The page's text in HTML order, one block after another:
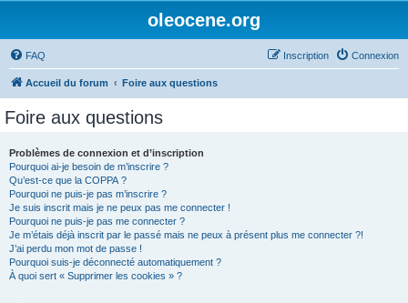
oleocene.org
FAQ Connexion
Inscription
Accueil du forum Foire aux questions
Foire aux questions
Problèmes de connexion et d’inscription
Pourquoi ai-je besoin de m’inscrire ?
Qu’est-ce que la COPPA ?
Pourquoi ne puis-je pas m’inscrire ?
Je suis inscrit mais je ne peux pas me connecter !
Pourquoi ne puis-je pas me connecter ?
Je m’étais déjà inscrit par le passé mais ne peux à présent plus me connecter ?!
J’ai perdu mon mot de passe !
Pourquoi suis-je déconnecté automatiquement ?
À quoi sert « Supprimer les cookies » ?